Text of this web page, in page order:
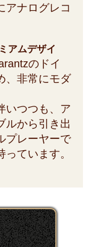
アナログレコ
アムデザイ
のドイ
、非常にモダ
いつつも、ア
ルから引き出
プレーヤーで
ています。